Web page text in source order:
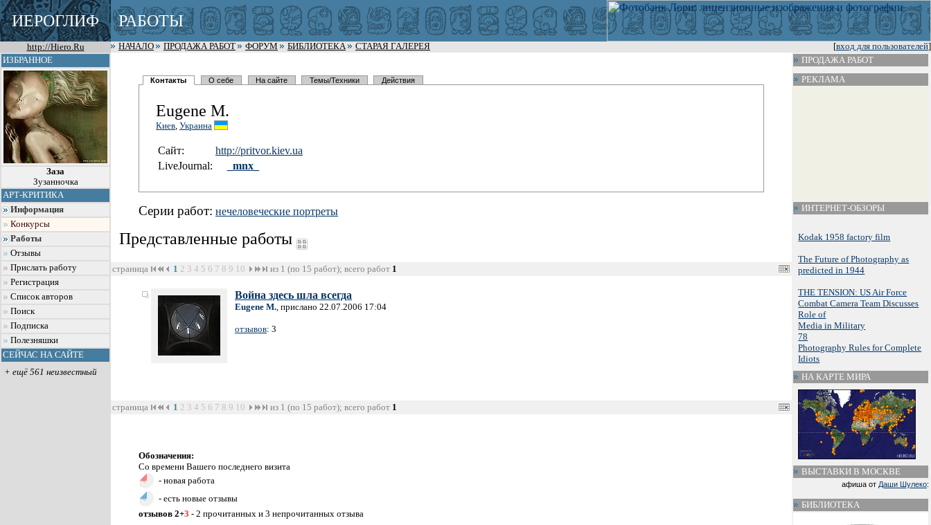
ИЕРОГЛИФ РАБОТЫ
http://Hiero.Ru [вход для пользователей]
НАЧАЛО ПРОДАЖА РАБОТ ФОРУМ БИБЛИОТЕКА
СТАРАЯ ГАЛЕРЕЯ
ИЗБРАННОЕ
Заза
Зузанночка
АРТ-КРИТИКА
Информация
Конкурсы
Работы
Отзывы
Прислать работу
Регистрация
Список авторов
Поиск
Подписка
Полезняшки
СЕЙЧАС НА САЙТЕ
+ ещё 561 неизвестный
Контакты О себе На сайте Темы/Техники Действия
Eugene M.
Киев, Украина
Сайт: http://pritvor.kiev.ua
LiveJournal:
_mnx_
Серии работ: нечеловеческие портреты
Представленные работы
страница 1 2 3 4 5 6 7 8 9 10 из 1 (по 15 работ); всего работ 1
Война здесь шла всегда
Eugene M., прислано 22.07.2006 17:04
отзывов: 3
страница 1 2 3 4 5 6 7 8 9 10 из 1 (по 15 работ); всего работ 1
Обозначения:
Со времени Вашего последнего визита
- новая работа
- есть новые отзывы
отзывов 2+3 - 2 прочитанных и 3 непрочитанных отзыва
ПРОДАЖА РАБОТ
РЕКЛАМА
ИНТЕРНЕТ-ОБЗОРЫ
Kodak 1958 factory film
The Future of Photography as
predicted in 1944
THE TENSION: US Air Force
Combat Camera Team Discusses
Role of
Media in Military
78
Photography Rules for Complete
Idiots
НА КАРТЕ МИРА
ВЫСТАВКИ В МОСКВЕ
афиша от Даши Шулеко:
БИБЛИОТЕКА